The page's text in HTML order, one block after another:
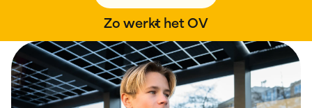
Zo werkt het OV